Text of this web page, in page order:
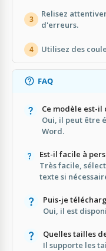
3
Relisez
d'erreurs.
4 Utilisez des
FAQ
Ce modèle est-il
Oui, il peut être
Word.
Est-il facile à
Très facile,
texte si
Puis-je
Oui, il est
Quelles tailles
Il supporte les